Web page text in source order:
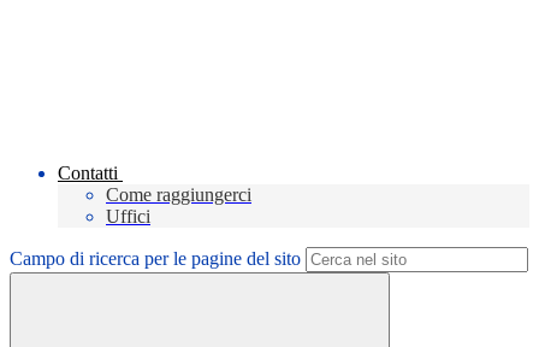
Contatti
Come raggiungerci
Uffici
Campo di ricerca per le pagine del sito